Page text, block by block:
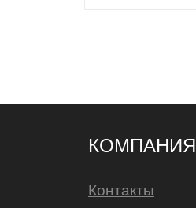
КОМПАНИЯ
Контакты